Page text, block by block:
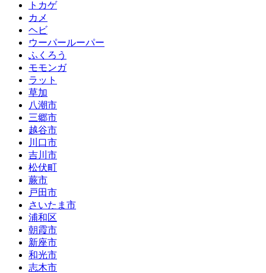
トカゲ
カメ
ヘビ
ウーパールーパー
ふくろう
モモンガ
ラット
草加
八潮市
三郷市
越谷市
川口市
吉川市
松伏町
蕨市
戸田市
さいたま市
浦和区
朝霞市
新座市
和光市
志木市